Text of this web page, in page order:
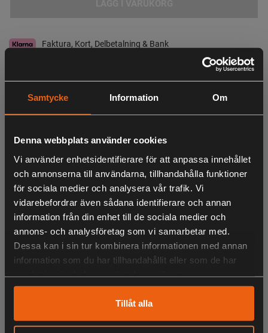
Samtycke Information Om
Denna webbplats använder cookies
Vi använder enhetsidentifierare för att anpassa innehållet
och annonserna till användarna, tillhandahålla funktioner
för sociala medier och analysera vår trafik. Vi
vidarebefordrar även sådana identifierare och annan
information från din enhet till de sociala medier och
annons- och analysföretag som vi samarbetar med.
Dessa kan i sin tur kombinera informationen med annan
information som du har tillhandahållit eller som de har
Tillåt alla
Faktura, Kort, Delbetalning & Bank
Ej i lager Leveranstid:5-10 dagar leverans
Beskrivning
LIKNANDE PRODUKTER
KÖPS OFTA TILLSAMMANS